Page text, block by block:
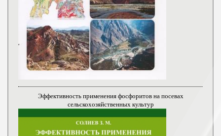
Эффективность применения фосфоритов на посевах
сельскохозяйственных культур